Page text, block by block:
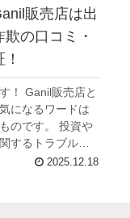
販売店は出
の口コミ・
！ Ganil販売店と
になるワードは
のです。 投資や
するトラブルが
ます。 実際、出
2025.12.18